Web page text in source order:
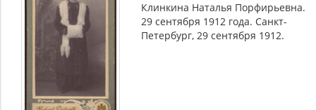
Клинкина Наталья Порфирьевна.
29 сентября 1912 года. Санкт-
Петербург, 29 сентября 1912.